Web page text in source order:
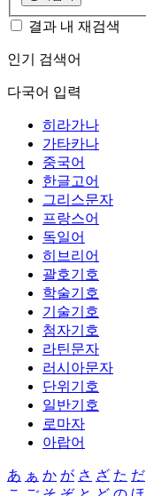
결과 내 재검색
인기 검색어
다국어 입력
히라가나
가타카나
중국어
한글고어
그리스문자
프랑스어
독일어
히브리어
괄호기호
학술기호
기술기호
첨자기호
라틴문자
러시아문자
단위기호
일반기호
로마자
아랍어
あ ぁ か が さ ざ た だ